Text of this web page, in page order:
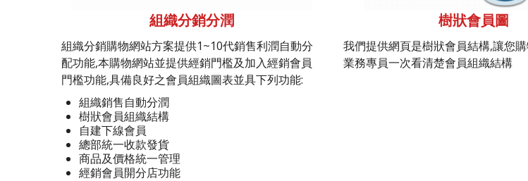
組織分銷分潤
組織分銷購物網站方案提供1~10代銷售利潤自動分
配功能,本購物網站並提供經銷門檻及加入經銷會員
門檻功能,具備良好之會員組織圖表並具下列功能:
組織銷售自動分潤
樹狀會員組織結構
自建下線會員
總部統一收款發貨
商品及價格統一管理
經銷會員開分店功能
樹狀會員圖
我們提供網頁是樹狀會員結構,讓您
業務專員一次看清楚會員組織結構